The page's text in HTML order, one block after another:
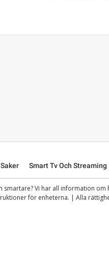
Smart Tv Och Streaming
smartare? Vi har all information om
för enheterna. | Alla